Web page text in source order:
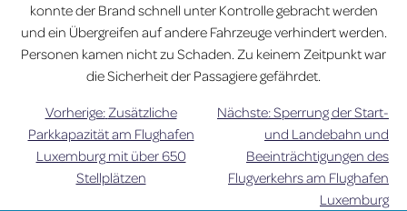
konnte der Brand schnell unter Kontrolle gebracht werden
und ein Übergreifen auf andere Fahrzeuge verhindert werden.
Personen kamen nicht zu Schaden. Zu keinem Zeitpunkt war
die Sicherheit der Passagiere gefährdet.
Beitragsnavigation
Vorherige:Zusätzliche
Parkkapazität am Flughafen
Luxemburg mit über 650
Stellplätzen
Nächste:Sperrung der Start-
und Landebahn und
Beeinträchtigungen des
Flugverkehrs am Flughafen
Luxemburg